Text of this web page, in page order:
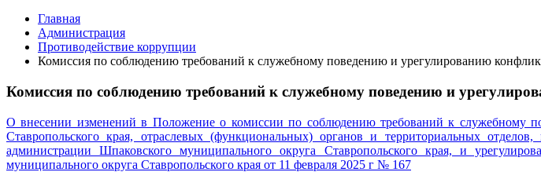
Главная
Администрация
Противодействие коррупции
Комиссия по соблюдению требований к служебному поведению и урегулированию
Комиссия по соблюдению требований к служебному поведению и
О внесении изменений в Положение о комиссии по соблюдению требований к служебному
Ставропольского края, отраслевых (функциональных) органов и территориальных
администрации Шпаковского муниципального округа Ставропольского края, и
муниципального округа Ставропольского края от 11 февраля 2025 г № 167